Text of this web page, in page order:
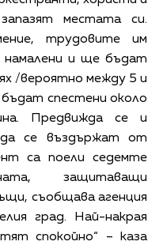
местата си.
трудовите им
намалени и ще бъдат
/вероятно между 5 и
спестени около
Предвижда се и
се въздържат от
са поели седемте
защитаващи
съобщава агенция
град. Най-накрая
спокойно“ – каза